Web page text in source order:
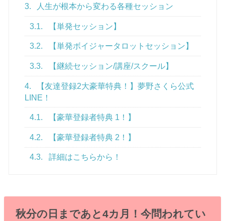
3. 人生が根本から変わる各種セッション
3.1. 【単発セッション】
3.2. 【単発ボイジャータロットセッション】
3.3. 【継続セッション/講座/スクール】
4.
【友達登録2大豪華特典！】夢野さくら公式
LINE！
4.1. 【豪華登録者特典 1！】
4.2. 【豪華登録者特典 2！】
4.3. 詳細はこちらから！
秋分の日まであと4カ月！今問われてい